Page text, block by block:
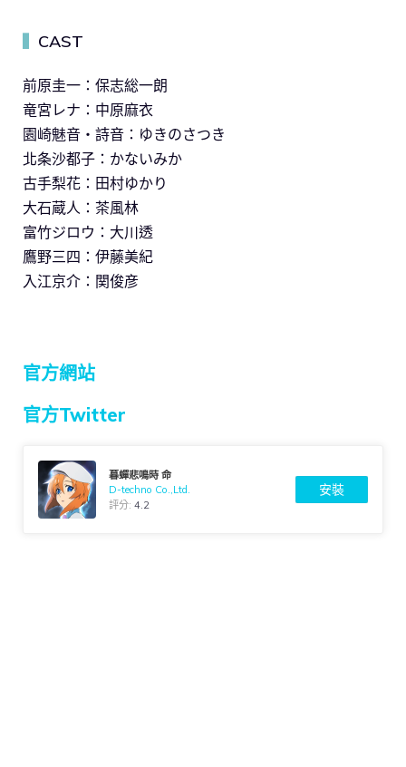
CAST
前原圭一：保志総一朗
竜宮レナ：中原麻衣
園崎魅音・詩音：ゆきのさつき
北条沙都子：かないみか
古手梨花：田村ゆかり
大石蔵人：茶風林
富竹ジロウ：大川透
鷹野三四：伊藤美紀
入江京介：関俊彦
官方網站
官方Twitter
暮蟬悲鳴時 命
D-techno Co.,Ltd.
評分:4.2
安裝